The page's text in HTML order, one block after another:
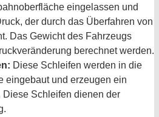
eingelassen und
der durch das Überfahren von
Das Gewicht des Fahrzeugs
berechnet werden.
Diese Schleifen werden in die
eingebaut und erzeugen ein
Diese Schleifen dienen der